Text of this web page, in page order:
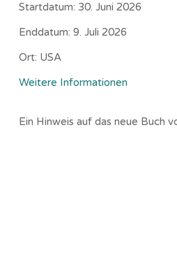
Startdatum: 30. Juni 2026
Enddatum: 9. Juli 2026
Ort: USA
Weitere Informationen
Ein Hinweis auf das neue Buch